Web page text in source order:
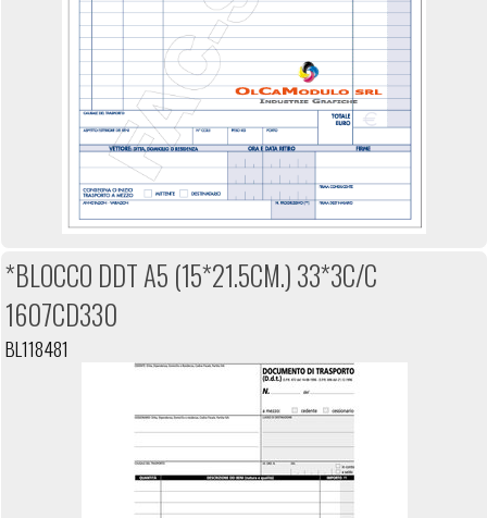
*BLOCCO DDT A5 (15*21.5CM.) 33*3C/C
1607CD330
BL118481